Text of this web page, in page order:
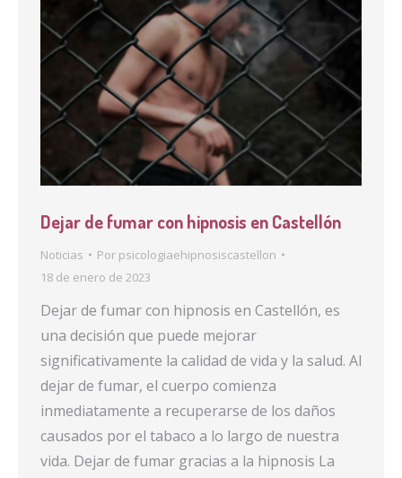
Dejar de fumar con hipnosis en Castellón
Noticias Por psicologiaehipnosiscastellon
18 de enero de 2023
Dejar de fumar con hipnosis en Castellón, es
una decisión que puede mejorar
significativamente la calidad de vida y la salud. Al
dejar de fumar, el cuerpo comienza
inmediatamente a recuperarse de los daños
causados por el tabaco a lo largo de nuestra
vida. Dejar de fumar gracias a la hipnosis La